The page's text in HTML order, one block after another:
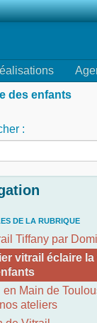
des enfants
:
DE LA RUBRIQUE
Tiffany par
vitrail éclaire la
en Main de
ateliers